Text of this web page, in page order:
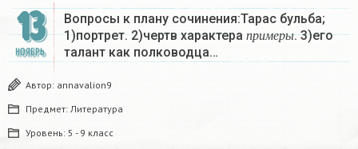
13
НОЯБРЬ
Вопросы к плану сочинения:Тарас бульба;
1)портрет. 2)чертв характера
пр име р ы
примеры
. 3)его
талант как полководца…
Автор: annavalion9
Предмет: Литература
Уровень: 5 - 9 класс